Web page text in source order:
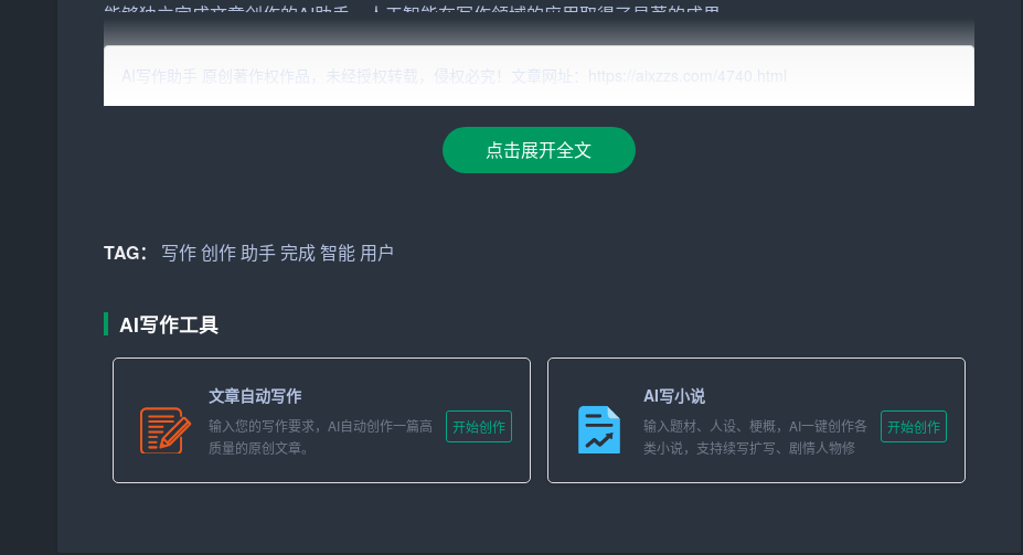
能够独立完成文章创作的AI助手，人工智能在写作领域的应用取得了显著的成果。
二、AI助手带来的写作变革
1. 提高写作效率
在过去，人们需要花费大量时间查阅资料、构思文章结构、撰写文字。而有了AI助手，这些工作可以大大简化。
2. 丰富写作风格
AI助手具有丰富的写作风格库，可以根据用户的需求，调整文章的风格。无论是正式的商业报告，还是轻松的科
3. 辅助写作创新
AI助手不仅能够帮助用户完成常规的写作任务，还能激发用户的创作灵感。通过AI助手，用户可以尝试各种新颖
AI写作助手 原创著作权作品，未经授权转载，侵权必究！文章网址：https://aixzzs.com/4740.html
点击展开全文
TAG： 写作创作助手 完成智能 用户
AI写作工具
文章自动写作
输入您的写作要求，AI自动创作一篇高
质量的原创文章。
开始创作
AI写小说
输入题材、人设、梗概，AI一键创作各
类小说，支持续写扩写、剧情人物修
开始创作